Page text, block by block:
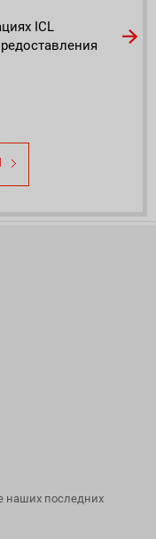
ICL
наших последних